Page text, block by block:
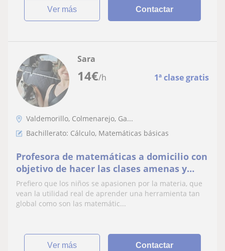
ver más Contactar
14€/h 1ª clase gratis
Sara
Valdemorillo, Colmenarejo, Ga...
Bachillerato: Cálculo, Matemáticas básicas
Profesora de matemáticas a domicilio con
objetivo de hacer las clases amenas y
fáciles de comprender
Prefiero que los niños se apasionen por la materia, que
vean la utilidad real de aprender una herramienta tan
global como son las matemátic...
ver más Contactar